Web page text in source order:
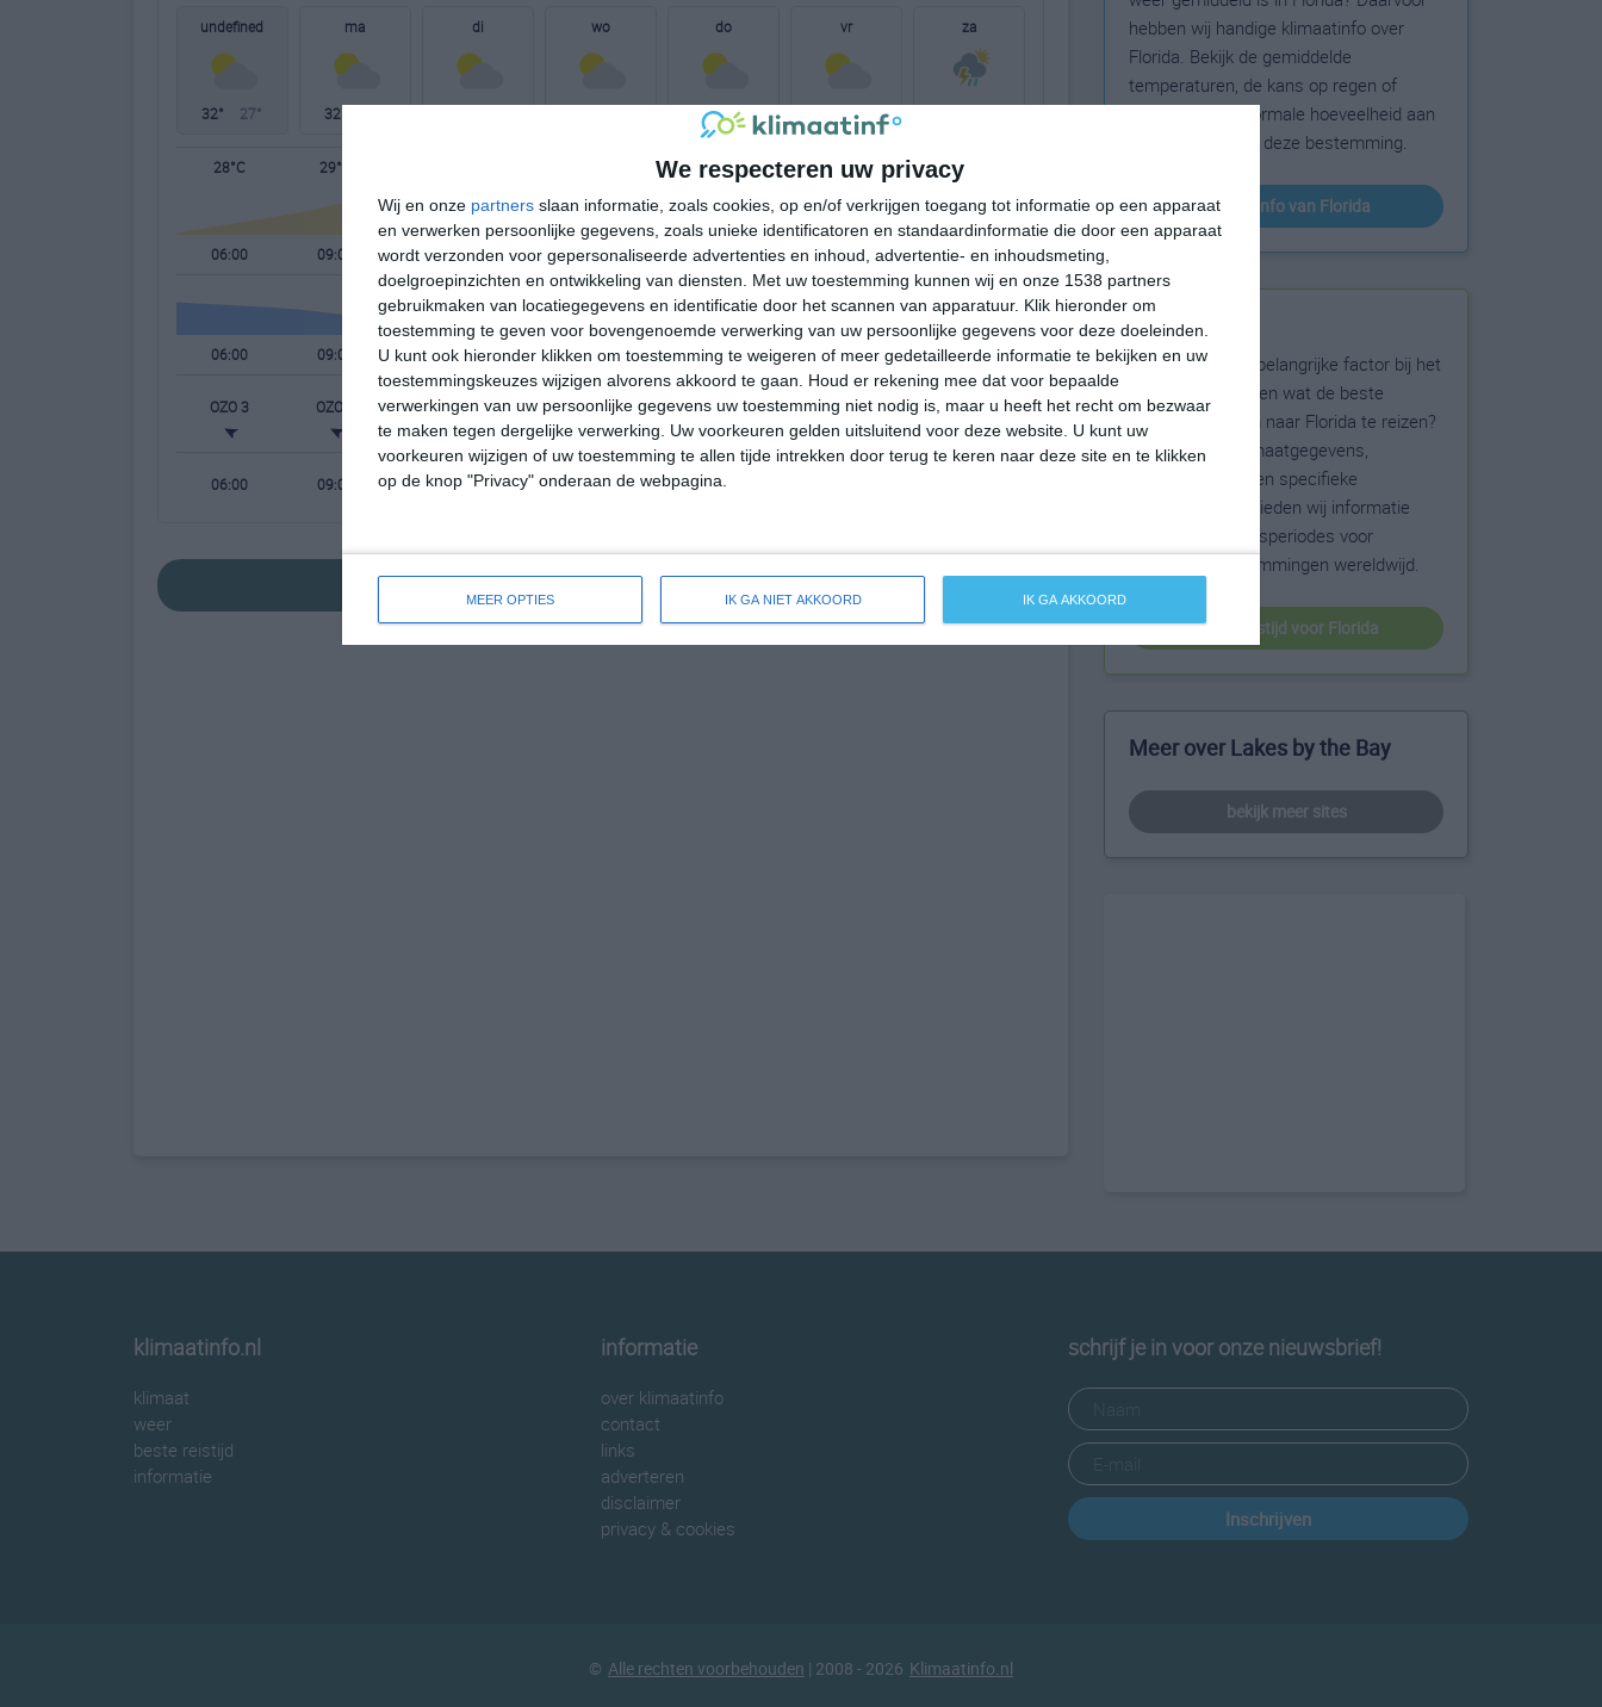
We respecteren uw privacy
Wij en onze partners slaan informatie, zoals cookies, op en/of verkrijgen toegang tot informatie op een apparaat
en verwerken persoonlijke gegevens, zoals unieke identificatoren en standaardinformatie die door een apparaat
wordt verzonden voor gepersonaliseerde advertenties en inhoud, advertentie- en inhoudsmeting,
doelgroepinzichten en ontwikkeling van diensten.
Met uw toestemming kunnen wij en onze 1538 partners
gebruikmaken van locatiegegevens en identificatie door het scannen van apparatuur. Klik hieronder om
toestemming te geven voor bovengenoemde verwerking van uw persoonlijke gegevens voor deze doeleinden.
U kunt ook hieronder klikken om toestemming te weigeren of meer gedetailleerde informatie te bekijken en uw
toestemmingskeuzes wijzigen alvorens akkoord te gaan.
Houd er rekening mee dat voor bepaalde
verwerkingen van uw persoonlijke gegevens uw toestemming niet nodig is, maar u heeft het recht om bezwaar
te maken tegen dergelijke verwerking. Uw voorkeuren gelden uitsluitend voor deze website. U kunt uw
voorkeuren wijzigen of uw toestemming te allen tijde intrekken door terug te keren naar deze site en te klikken
op de knop "Privacy" onderaan de webpagina.
MEER OPTIES IK GA NIET AKKOORD IK GA AKKOORD
undefined
32° 27°
ma
32°
di wo do
32° 27°
vr
27°
za
28°C 29°C 30°C 29°C 28°C 28°C
06:00 09:00 12:00 15:00 18:00 21:00 00:00 03:00
06:00 09:00 12:00 15:00 18:00 21:00 00:00 03:00
OZO 3 OZO 3 O 3 OZO 4 O 3 O 3 O 4 OZO 4
06:00 09:00 12:00 15:00 18:00
bekijk de uitgebreide weersverwachting voor Lakes by the Bay
hebben wij handige klimaatinfo over
Florida. Bekijk de gemiddelde
temperaturen, de kans op regen of
sneeuw en de normale hoeveelheid aan
zonneschijn voor deze bestemming.
klimaatinfo van Florida
Beste reistijd
Het weer is een belangrijke factor bij het
reizen. Wil je weten wat de beste
maanden zijn om naar Florida te reizen?
Op basis van klimaatgegevens,
weersextremen en specifieke
weerinformatie bieden wij informatie
over de beste reisperiodes voor
duizenden bestemmingen wereldwijd.
beste reistijd voor Florida
Meer over Lakes by the Bay
bekijk meer sites
klimaatinfo.nl
klimaat
weer
beste reistijd
informatie
informatie
over klimaatinfo
contact
links
adverteren
disclaimer
privacy & cookies
schrijf je in voor onze nieuwsbrief!
Inschrijven
© Alle rechten voorbehouden | 2008 - 2026 Klimaatinfo.nl